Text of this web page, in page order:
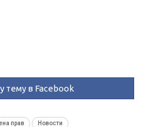
тему в Facebook
прав Новости